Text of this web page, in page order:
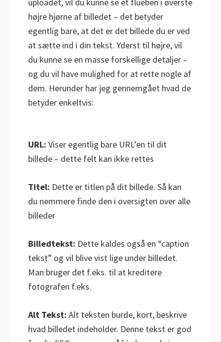
uploadet, vil du kunne se et flueben i øverste
højre hjørne af billedet – det betyder
egentlig bare, at det er det billede du er ved
at sætte ind i din tekst. Yderst til højre, vil
du kunne se en masse forskellige detaljer –
og du vil have mulighed for at rette nogle af
dem. Herunder har jeg gennemgået hvad de
betyder enkeltvis:
URL:Viser egentlig bare URL’en til dit
billede – dette felt kan ikke rettes
Titel: Dette er titlen på dit billede. Så kan
du nemmere finde den i oversigten over alle
billeder
Billedtekst: Dette kaldes også en “caption
tekst” og vil blive vist lige under billedet.
Man bruger det f.eks. til at kreditere
fotografen f.eks.
Alt Tekst:Alt teksten burde, kort, beskrive
hvad billedet indeholder. Denne tekst er god